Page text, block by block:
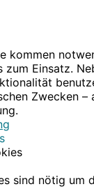
kommen
zum Einsatz.
Zwecken –
sind nötig um